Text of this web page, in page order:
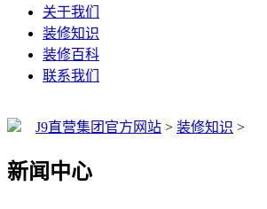
关于我们
装修知识
装修百科
联系我们
J9直营集团官方网站 > 装修知识 >
新闻中心